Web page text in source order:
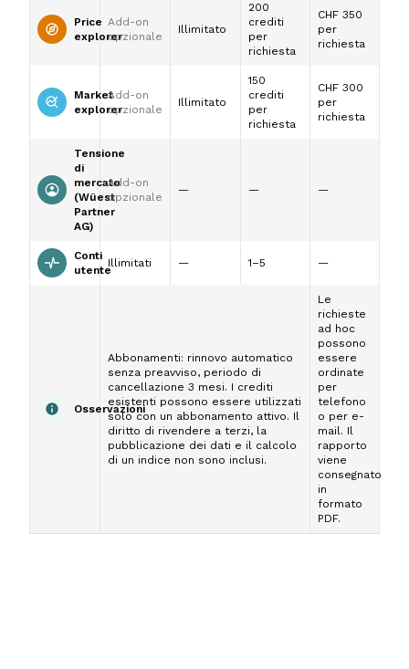
Price
explorer
Add-on
opzionale
Illimitato
200
crediti
per
richiesta
CHF 350
per
richiesta
Market
explorer
Add-on
opzionale
Illimitato
150
crediti
per
richiesta
CHF 300
per
richiesta
Tensione
di
mercato
(Wüest
Partner
AG)
Add-on
opzionale
— — —
Conti
utente
Illimitati — 1–5 —
Osservazioni
Abbonamenti: rinnovo automatico
senza preavviso, periodo di
cancellazione 3 mesi. I crediti
esistenti possono essere utilizzati
solo con un abbonamento attivo. Il
diritto di rivendere a terzi, la
pubblicazione dei dati e il calcolo
di un indice non sono inclusi.
Le
richieste
ad hoc
possono
essere
ordinate
per
telefono
o per e-
mail. Il
rapporto
viene
consegnato
in
formato
PDF.